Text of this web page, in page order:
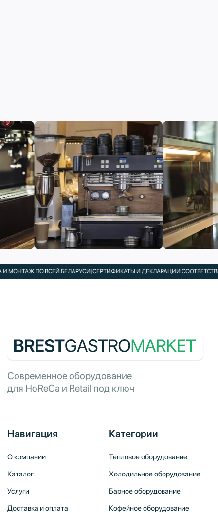
МОНТАЖ ПО ВСЕЙ БЕЛАРУСИ|СЕРТИФИКАТЫ И ДЕКЛАРАЦИИ
Современное оборудование
для HoReCa и Retail под ключ
Навигация
О компании
Каталог
Услуги
Доставка и оплата
Категории
Тепловое оборудование
Холодильное оборудование
Барное оборудование
Кофейное оборудование